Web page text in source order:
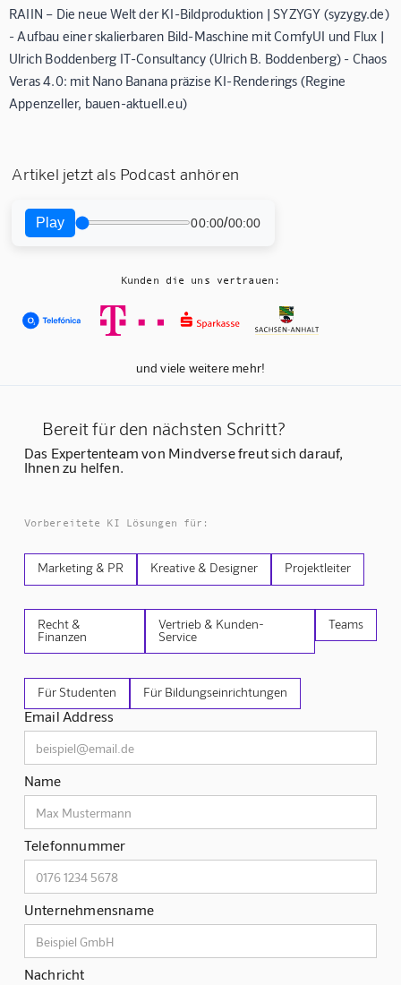
RAIIN – Die neue Welt der KI-Bildproduktion | SYZYGY (syzygy.de)
- Aufbau einer skalierbaren Bild-Maschine mit ComfyUI und Flux |
Ulrich Boddenberg IT-Consultancy (Ulrich B. Boddenberg) - Chaos
Veras 4.0: mit Nano Banana präzise KI-Renderings (Regine
Appenzeller, bauen-aktuell.eu)
Artikel jetzt als Podcast anhören
Play 00:00/00:00
Kunden die uns vertrauen:
und viele weitere mehr!
Bereit für den nächsten Schritt?
Das Expertenteam von Mindverse freut sich darauf,
Ihnen zu helfen.
Vorbereitete KI Lösungen für:
Marketing & PR Kreative & Designer Projektleiter
Recht &
Finanzen
Vertrieb & Kunden-
Service
Teams
Für Studenten Für Bildungseinrichtungen
Email Address
Name
Telefonnummer
Unternehmensname
Nachricht